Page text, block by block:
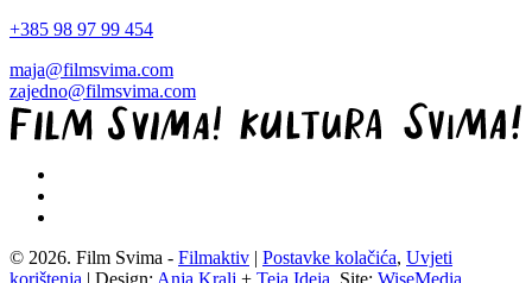
svima
Kino
Mediteran
projekcija
u
kinu
Bačvice”
+385 98 97 99 454
maja@filmsvima.com
zajedno@filmsvima.com
© 2026. Film Svima - Filmaktiv | Postavke kolačića, Uvjeti
korištenja | Design: Anja Kralj + Teja Ideja , Site: WiseMedia